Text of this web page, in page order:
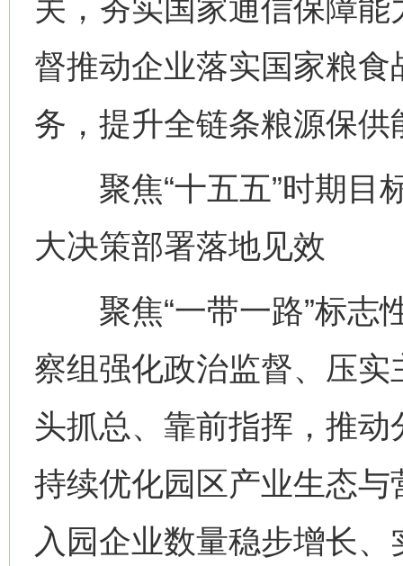
关，夯实国家通信保障
督推动企业落实国家粮
务，提升全链条粮源保供
聚焦“十五五”时期目
大决策部署落地见效
聚焦“一带一路”标志
察组强化政治监督、压
头抓总、靠前指挥，推
持续优化园区产业生态
入园企业数量稳步增长